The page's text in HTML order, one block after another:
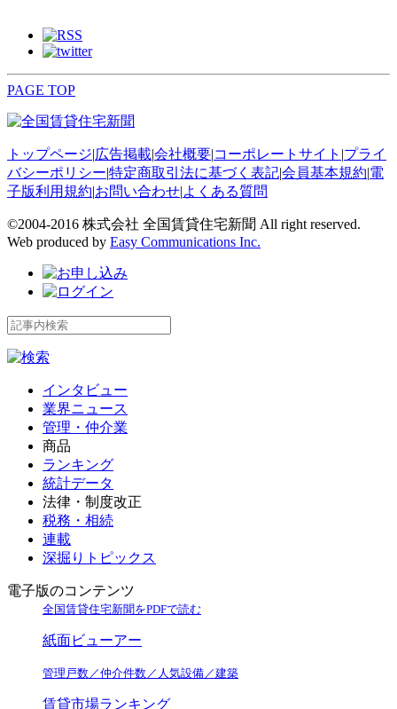
PAGE TOP
トップページ|広告掲載|会社概要|コーポレートサイト |プライ
バシーポリシー|特定商取引法に基づく表記|会員基本規約|電
子版利用規約|お問い合わせ|よくある質問
©2004-2016 株式会社 全国賃貸住宅新聞 All right reserved.
Web produced by Easy Communications Inc.
インタビュー
業界ニュース
管理・仲介業
商品
ランキング
統計データ
法律・制度改正
税務・相続
連載
深掘りトピックス
電子版のコンテンツ
全国賃貸住宅新聞をPDFで読む
紙面ビューアー
管理戸数／仲介件数／人気設備／建築
賃貸市場ランキング